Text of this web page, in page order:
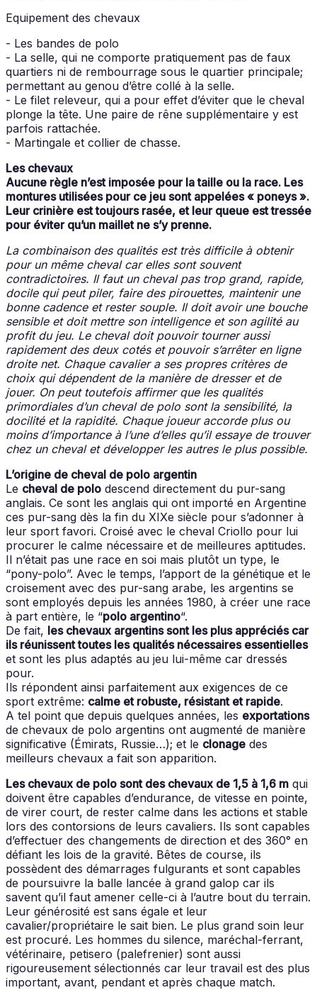
Equipement des chevaux
- Les bandes de polo
- La selle, qui ne comporte pratiquement pas de faux
quartiers ni de rembourrage sous le quartier principale;
permettant au genou d’être collé à la selle.
- Le filet releveur, qui a pour effet d’éviter que le cheval
plonge la tête. Une paire de rêne supplémentaire y est
parfois rattachée.
- Martingale et collier de chasse.
Les chevaux
Aucune règle n’est imposée pour la taille ou la race. Les
montures utilisées pour ce jeu sont appelées « poneys ».
Leur crinière est toujours rasée, et leur queue est tressée
pour éviter qu’un maillet ne s’y prenne.
La combinaison des qualités est très difficile à obtenir
pour un même cheval car elles sont souvent
contradictoires. Il faut un cheval pas trop grand, rapide,
docile qui peut piler, faire des pirouettes, maintenir une
bonne cadence et rester souple. Il doit avoir une bouche
sensible et doit mettre son intelligence et son agilité au
profit du jeu. Le cheval doit pouvoir tourner aussi
rapidement des deux cotés et pouvoir s’arrêter en ligne
droite net. Chaque cavalier a ses propres critères de
choix qui dépendent de la manière de dresser et de
jouer. On peut toutefois affirmer que les qualités
primordiales d’un cheval de polo sont la sensibilité, la
docilité et la rapidité. Chaque joueur accorde plus ou
moins d’importance à l’une d’elles qu’il essaye de trouver
chez un cheval et développer les autres le plus possible.
L’origine de cheval de polo argentin
Le cheval de polo descend directement du pur-sang
anglais. Ce sont les anglais qui ont importé en Argentine
ces pur-sang dès la fin du XIXe siècle pour s’adonner à
leur sport favori. Croisé avec le cheval Criollo pour lui
procurer le calme nécessaire et de meilleures aptitudes.
Il n’était pas une race en soi mais plutôt un type, le
“pony-polo”. Avec le temps, l’apport de la génétique et le
croisement avec des pur-sang arabe, les argentins se
sont employés depuis les années 1980, à créer une race
à part entière, le “polo argentino“.
De fait, les chevaux argentins sont les plus appréciés car
ils réunissent toutes les qualités nécessaires essentielles
et sont les plus adaptés au jeu lui-même car dressés
pour.
Ils répondent ainsi parfaitement aux exigences de ce
sport extrême: calme et robuste, résistant et rapide.
A tel point que depuis quelques années, les exportations
de chevaux de polo argentins ont augmenté de manière
significative (Émirats, Russie…); et le clonage des
meilleurs chevaux a fait son apparition.
Les chevaux de polo sont des chevaux de 1,5 à 1,6 m qui
doivent être capables d’endurance, de vitesse en pointe,
de virer court, de rester calme dans les actions et stable
lors des contorsions de leurs cavaliers. Ils sont capables
d’effectuer des changements de direction et des 360° en
défiant les lois de la gravité. Bêtes de course, ils
possèdent des démarrages fulgurants et sont capables
de poursuivre la balle lancée à grand galop car ils
savent qu’il faut amener celle-ci à l’autre bout du terrain.
Leur générosité est sans égale et leur
cavalier/propriétaire le sait bien. Le plus grand soin leur
est procuré. Les hommes du silence, maréchal-ferrant,
vétérinaire, petisero (palefrenier) sont aussi
rigoureusement sélectionnés car leur travail est des plus
important, avant, pendant et après chaque match.